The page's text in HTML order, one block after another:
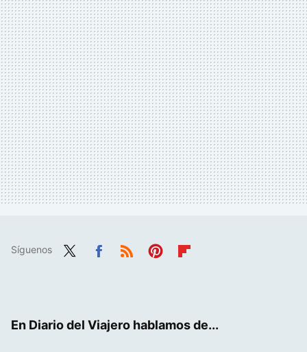
Síguenos
En Diario del Viajero hablamos de...